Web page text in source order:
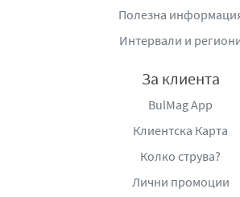
практично и надеждно решение за
: "Фикосота" ООД, гр.
"Мадара" №48, тел.: +359 54 859 103, e-
www.semana.eu.com.
Полезна
Интервали и
За клиента
BulMag App
Клиентска Карта
Колко струва?
Лични промоции